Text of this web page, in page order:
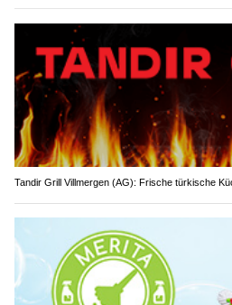
Tandir Grill Villmergen (AG): Frische türkische